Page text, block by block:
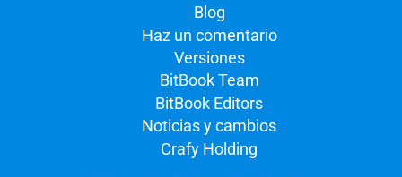
Blog
Haz un comentario
Versiones
BitBook Team
BitBook Editors
Noticias y cambios
Crafy Holding